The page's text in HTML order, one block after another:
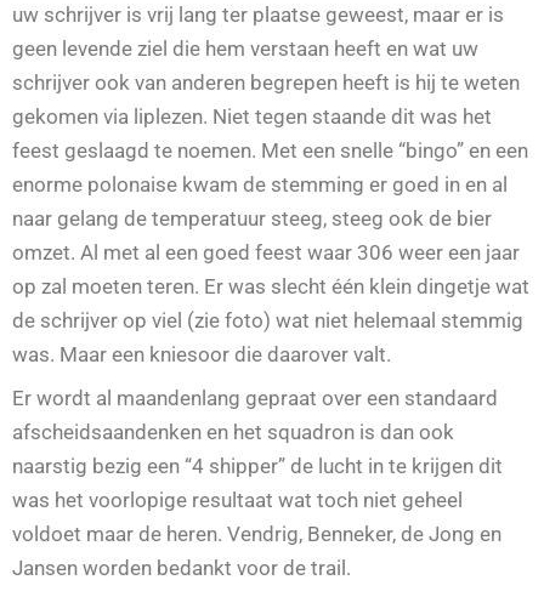
uw schrijver is vrij lang ter plaatse geweest, maar er is
geen levende ziel die hem verstaan heeft en wat uw
schrijver ook van anderen begrepen heeft is hij te weten
gekomen via liplezen. Niet tegen staande dit was het
feest geslaagd te noemen. Met een snelle “bingo” en een
enorme polonaise kwam de stemming er goed in en al
naar gelang de temperatuur steeg, steeg ook de bier
omzet. Al met al een goed feest waar 306 weer een jaar
op zal moeten teren. Er was slecht één klein dingetje wat
de schrijver op viel (zie foto) wat niet helemaal stemmig
was. Maar een kniesoor die daarover valt.
Er wordt al maandenlang gepraat over een standaard
afscheidsaandenken en het squadron is dan ook
naarstig bezig een “4 shipper” de lucht in te krijgen dit
was het voorlopige resultaat wat toch niet geheel
voldoet maar de heren. Vendrig, Benneker, de Jong en
Jansen worden bedankt voor de trail.